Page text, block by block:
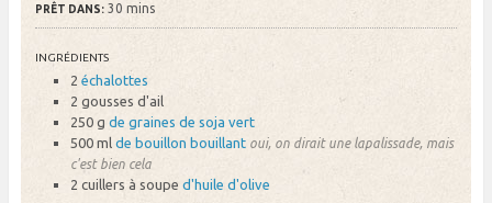
PRÊT DANS: 30 mins
INGRÉDIENTS
2échalottes
2 gousses d'ail
250 g de graines de soja vert
500 ml de bouillon bouillant oui, on dirait une lapalissade, mais
c'est bien cela
2 cuillers à soupe d'huile d'olive